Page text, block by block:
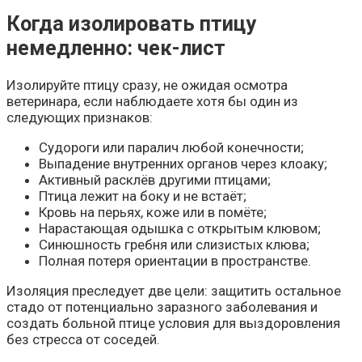
Когда изолировать птицу
немедленно: чек-лист
Изолируйте птицу сразу, не ожидая осмотра
ветеринара, если наблюдаете хотя бы один из
следующих признаков:
Судороги или паралич любой конечности;
Выпадение внутренних органов через клоаку;
Активный расклёв другими птицами;
Птица лежит на боку и не встаёт;
Кровь на перьях, коже или в помёте;
Нарастающая одышка с открытым клювом;
Синюшность гребня или слизистых клюва;
Полная потеря ориентации в пространстве.
Изоляция преследует две цели: защитить остальное
стадо от потенциально заразного заболевания и
создать больной птице условия для выздоровления
без стресса от соседей.